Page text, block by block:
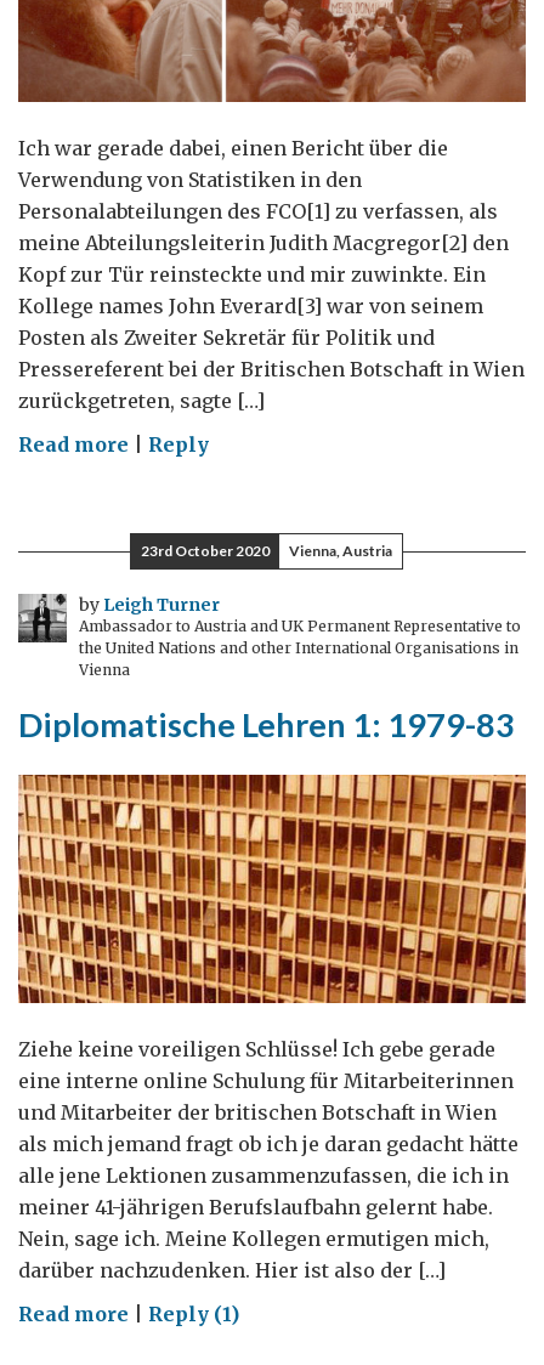
Ich war gerade dabei, einen Bericht über die
Verwendung von Statistiken in den
Personalabteilungen des FCO[1] zu verfassen, als
meine Abteilungsleiterin Judith Macgregor[2] den
Kopf zur Tür reinsteckte und mir zuwinkte. Ein
Kollege names John Everard[3] war von seinem
Posten als Zweiter Sekretär für Politik und
Pressereferent bei der Britischen Botschaft in Wien
zurückgetreten, sagte […]
Read more on
2,
1983-
87:
Fremdsprachen
verändern
Reply
23rd October 2020 Vienna, Austria
by Leigh Turner
Ambassador to Austria and UK Permanent Representative to
the United Nations and other International Organisations in
Vienna
Diplomatische Lehren 1: 1979-83
Ziehe keine voreiligen Schlüsse! Ich gebe gerade
eine interne online Schulung für Mitarbeiterinnen
und Mitarbeiter der britischen Botschaft in Wien
als mich jemand fragt ob ich je daran gedacht hätte
alle jene Lektionen zusammenzufassen, die ich in
meiner 41-jährigen Berufslaufbahn gelernt habe.
Nein, sage ich. Meine Kollegen ermutigen mich,
darüber nachzudenken. Hier ist also der […]
Read more onReply (1)